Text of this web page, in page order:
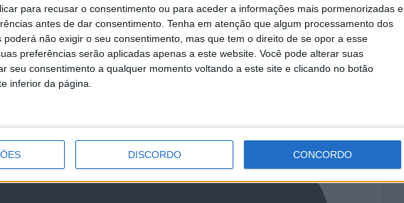
para recusar o consentimento ou para aceder a informações mais pormenorizadas e
antes de dar consentimento. Tenha em atenção que algum processamento dos
poderá não exigir o seu consentimento, mas que tem o direito de se opor a esse
preferências serão aplicadas apenas a este website. Você pode alterar suas
seu consentimento a qualquer momento voltando a este site e clicando no botão
inferior da página.
DISCORDO CONCORDO